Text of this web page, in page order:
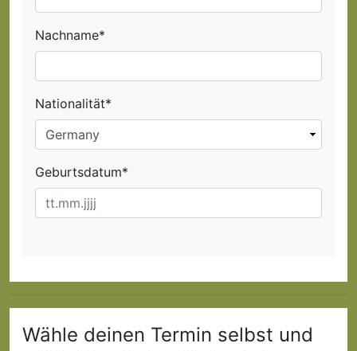
Nachname*
Nationalität*
Geburtsdatum*
Wähle deinen Termin selbst und